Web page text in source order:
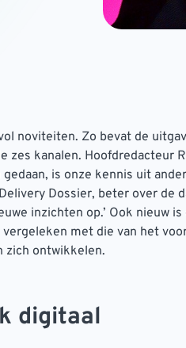
noviteiten. Zo bevat de
zes kanalen. Hoofdredacteur
is onze kennis uit
Dossier, beter over de
inzichten op.’ Ook nieuw
met die van het
zich ontwikkelen.
digitaal